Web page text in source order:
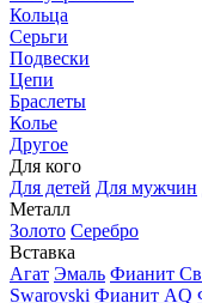
Кольца
Серьги
Подвески
Цепи
Браслеты
Колье
Другое
Для кого
Для детей Для мужчин
Металл
Золото Серебро
Вставка
Агат Эмаль Фианит
Swarovski Фианит AQ